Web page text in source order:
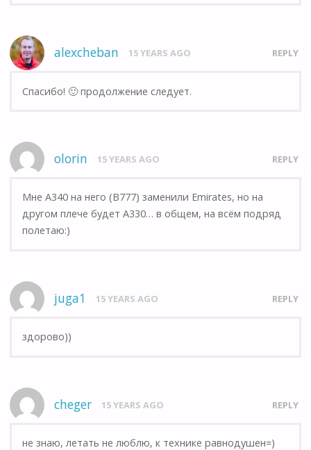
alexcheban 15 YEARS AGO REPLY
Спасибо! 🙂 продолжение следует.
olorin 15 YEARS AGO REPLY
Мне A340 на него (B777) заменили Emirates, но на
другом плече будет A330… в общем, на всём подряд
полетаю:)
juga1 15 YEARS AGO REPLY
здорово))
cheger 15 YEARS AGO REPLY
не знаю, летать не люблю, к технике равнодушен=)